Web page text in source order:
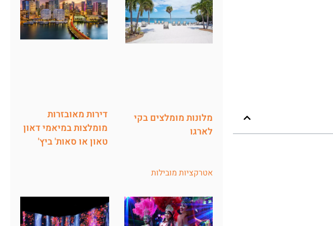
מלונות מומלצים בקי
לארגו
דירות מאובזרות
מומלצות במיאמי דאון
טאון או סאות' ביץ'
אטרקציות מובילות